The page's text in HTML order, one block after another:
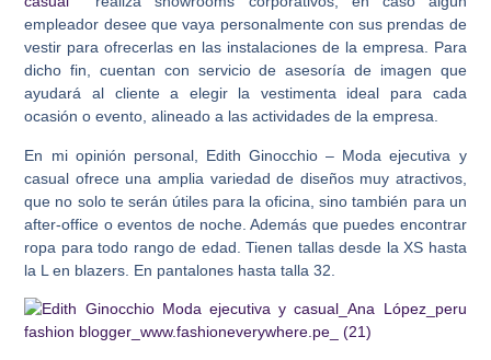
empleador desee que vaya personalmente con sus prendas de
vestir para ofrecerlas en las instalaciones de la empresa. Para
dicho fin, cuentan con servicio de asesoría de imagen que
ayudará al cliente a elegir la vestimenta ideal para cada
ocasión o evento, alineado a las actividades de la empresa.
En mi opinión personal, Edith Ginocchio – Moda ejecutiva y
casual ofrece una amplia variedad de diseños muy atractivos,
que no solo te serán útiles para la oficina, sino también para un
after-office o eventos de noche. Además que puedes encontrar
ropa para todo rango de edad.Tienen tallas desde la XS hasta
la L en blazers. En pantalones hasta talla 32.